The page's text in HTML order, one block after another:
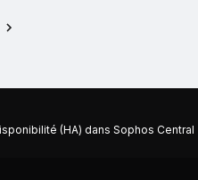
(HA) dans Sophos Central